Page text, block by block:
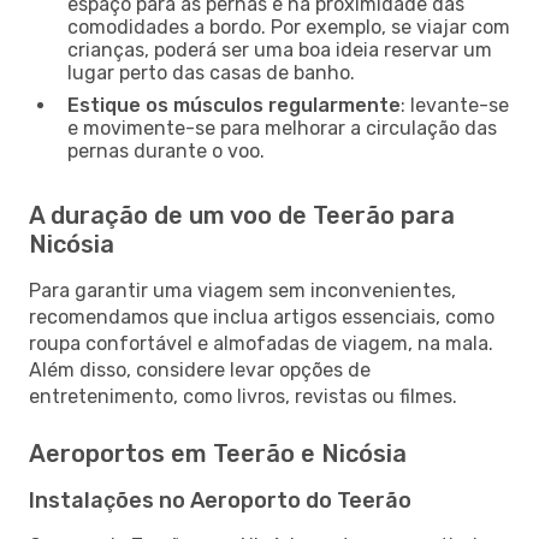
comodidades a bordo. Por exemplo, se viajar com
crianças, poderá ser uma boa ideia reservar um
lugar perto das casas de banho.
Estique os músculos regularmente: levante-se
e movimente-se para melhorar a circulação das
pernas durante o voo.
A duração de um voo de Teerão para
Nicósia
Para garantir uma viagem sem inconvenientes,
recomendamos que inclua artigos essenciais, como
roupa confortável e almofadas de viagem, na mala.
Além disso, considere levar opções de
entretenimento, como livros, revistas ou filmes.
Aeroportos em Teerão e Nicósia
Instalações no Aeroporto do Teerão